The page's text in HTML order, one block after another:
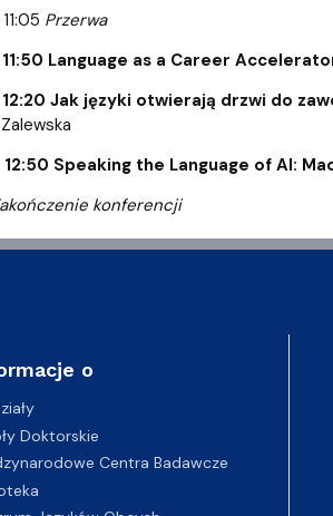
Przerwa
11:50 Language as a Career
12:20 Jak języki otwierają drzwi do
12:50 Speaking the Language of AI:
konferencji
o
Doktorskie
Centra Badawcze